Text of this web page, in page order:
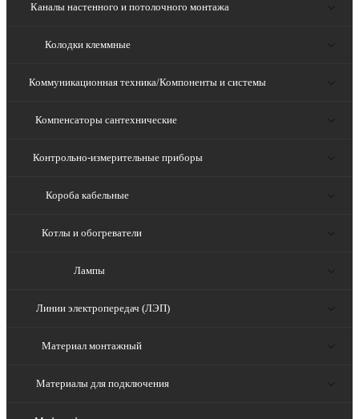
Каналы настенного и потолочного монтажа
Колодки клеммные
Коммуникационная техника/Компоненты и системы
Компенсаторы сантехнические
Контрольно-измерительные приборы
Короба кабельные
Котлы и обогреватели
Лампы
Линии электропередач (ЛЭП)
Материал монтажный
Материалы для подключения